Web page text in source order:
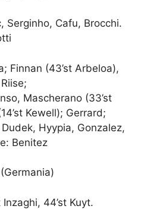
Serginho, Cafu, Brocchi.
Finnan (43’st Arbeloa),
Mascherano (33’st
Kewell); Gerrard;
Hyypia, Gonzalez,
Benitez
Inzaghi, 44’st Kuyt.